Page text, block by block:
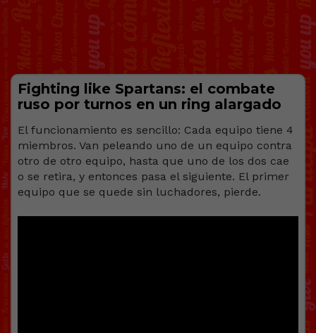
Fighting like Spartans: el combate
ruso por turnos en un ring alargado
El funcionamiento es sencillo: Cada equipo tiene 4
miembros. Van peleando uno de un equipo contra
otro de otro equipo, hasta que uno de los dos cae
o se retira, y entonces pasa el siguiente. El primer
equipo que se quede sin luchadores, pierde.